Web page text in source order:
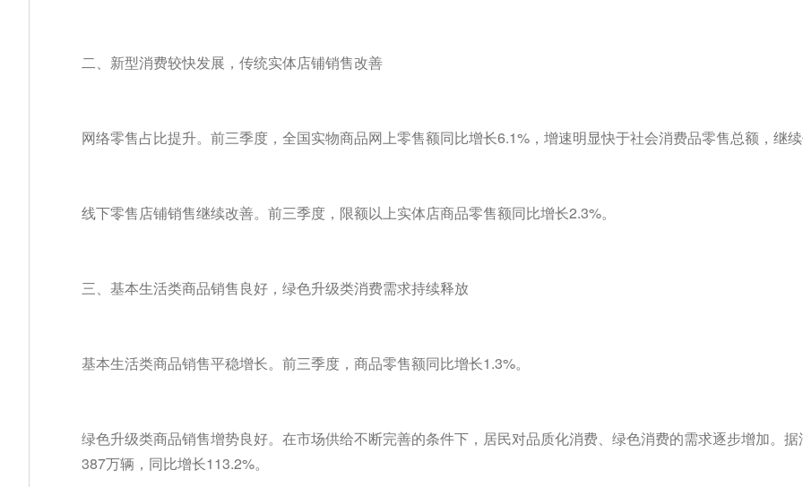
二、新型消费较快发展，传统实体店铺销售改善
网络零售占比提升。前三季度，全国实物商品网上零售额同比增长6.1%，增速明显快于社会消费品零售总额，继续
线下零售店铺销售继续改善。前三季度，限额以上实体店商品零售额同比增长2.3%。
三、基本生活类商品销售良好，绿色升级类消费需求持续释放
基本生活类商品销售平稳增长。前三季度，商品零售额同比增长1.3%。
绿色升级类商品销售增势良好。在市场供给不断完善的条件下，居民对品质化消费、绿色消费的需求逐步增加。
387万辆，同比增长113.2%。